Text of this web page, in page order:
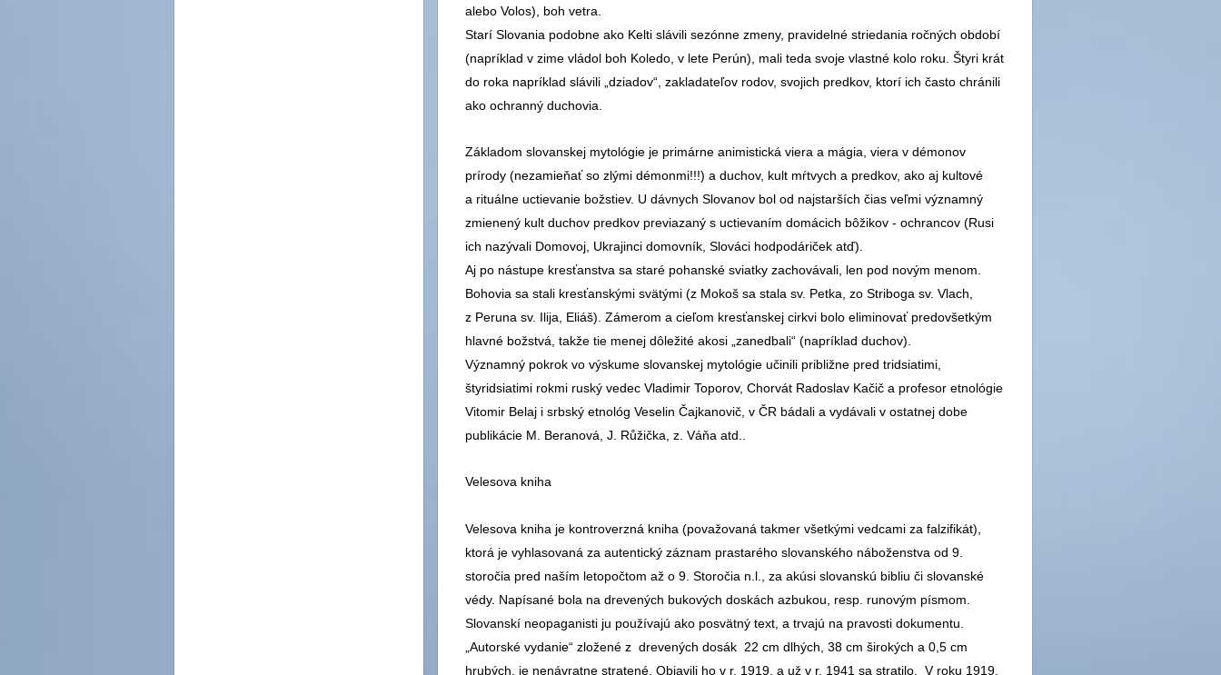
alebo Volos), boh vetra.
Starí Slovania podobne ako Kelti slávili sezónne zmeny, pravidelné striedania ročných období
(napríklad v zime vládol boh Koledo, v lete Perún), mali teda svoje vlastné kolo roku. Štyri krát
do roka napríklad slávili „dziadov“, zakladateľov rodov, svojich predkov, ktorí ich často chránili
ako ochranný duchovia.
Základom slovanskej mytológie je primárne animistická viera a mágia, viera v démonov
prírody (nezamieňať so zlými démonmi!!!) a duchov, kult mŕtvych a predkov, ako aj kultové
a rituálne uctievanie božstiev. U dávnych Slovanov bol od najstarších čias veľmi významný
zmienený kult duchov predkov previazaný s uctievaním domácich bôžikov - ochrancov (Rusi
ich nazývali Domovoj, Ukrajinci domovník, Slováci hodpodáriček atď).
Aj po nástupe kresťanstva sa staré pohanské sviatky zachovávali, len pod novým menom.
Bohovia sa stali kresťanskými svätými (z Mokoš sa stala sv. Petka, zo Striboga sv. Vlach,
z Peruna sv. Ilija, Eliáš). Zámerom a cieľom kresťanskej cirkvi bolo eliminovať predovšetkým
hlavné božstvá, takže tie menej dôležité akosi „zanedbali“ (napríklad duchov).
Významný pokrok vo výskume slovanskej mytológie učinili približne pred tridsiatimi,
štyridsiatimi rokmi ruský vedec Vladimir Toporov, Chorvát Radoslav Kačič a profesor etnológie
Vitomir Belaj i srbský etnológ Veselin Čajkanovič, v ČR bádali a vydávali v ostatnej dobe
publikácie M. Beranová, J. Růžička, z. Váňa atd..
Velesova kniha
Velesova kniha je kontroverzná kniha (považovaná takmer všetkými vedcami za falzifikát),
ktorá je vyhlasovaná za autentický záznam prastarého slovanského náboženstva od 9.
storočia pred naším letopočtom až o 9. Storočia n.l., za akúsi slovanskú bibliu či slovanské
védy. Napísané bola na drevených bukových doskách azbukou, resp. runovým písmom.
Slovanskí neopaganisti ju používajú ako posvätný text, a trvajú na pravosti dokumentu.
„Autorské vydanie“ zložené z drevených dosák 22 cm dlhých, 38 cm širokých a 0,5 cm
hrubých, je nenávratne stratené. Objavili ho v r. 1919. a už v r. 1941 sa stratilo. V roku 1919.